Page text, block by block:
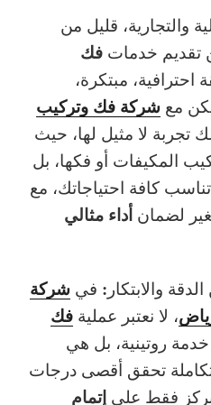
والتجارية، قليل من
تقديم خدمات فك
احترافية، مبتكرة،
مع شركة فك وتركيب
تجربة لا مثيل لها، حيث
المكيفات أو فكها، بل
تناسب كافة احتياجاتك، مع
لضمان أداء مثالي
والابتكار : في شركة
، لا نعتبر عملية فك
روتينية، بل هي
تحقق أقصى درجات
نركز فقط على إتمام